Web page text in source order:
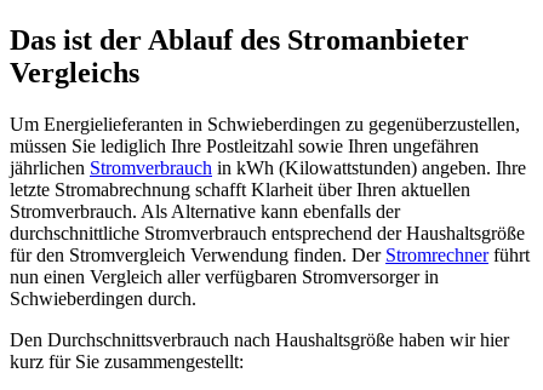
Das ist der Ablauf des Stromanbieter
Vergleichs
Um Energielieferanten in Schwieberdingen zu gegenüberzustellen,
müssen Sie lediglich Ihre Postleitzahl sowie Ihren ungefähren
jährlichen Stromverbrauch in kWh (Kilowattstunden) angeben. Ihre
letzte Stromabrechnung schafft Klarheit über Ihren aktuellen
Stromverbrauch. Als Alternative kann ebenfalls der
durchschnittliche Stromverbrauch entsprechend der Haushaltsgröße
für den Stromvergleich Verwendung finden. Der Stromrechnerführt
nun einen Vergleich aller verfügbaren Stromversorger in
Schwieberdingen durch.
Den Durchschnittsverbrauch nach Haushaltsgröße haben wir hier
kurz für Sie zusammengestellt: